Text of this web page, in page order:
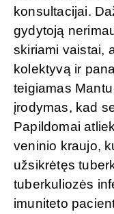
konsultacijai.
gydytoją
skiriami vaistai,
kolektyvą ir
teigiamas
įrodymas, kad
Papildomai
veninio kraujo,
užsikrėtęs
tuberkuliozės
imuniteto